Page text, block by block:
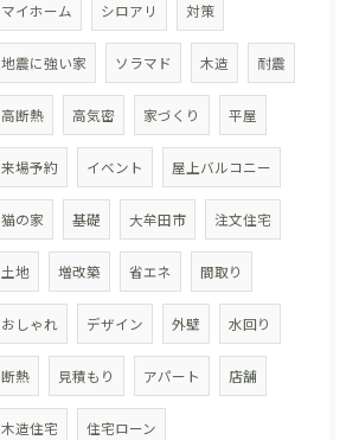
マイホーム シロアリ 対策
地震に強い家 ソラマド 木造 耐震
高断熱 高気密 家づくり 平屋
来場予約 イベント 屋上バルコニー
猫の家 基礎 大牟田市 注文住宅
土地 増改築 省エネ 間取り
おしゃれ デザイン 外壁 水回り
断熱 見積もり アパート 店舗
木造住宅 住宅ローン